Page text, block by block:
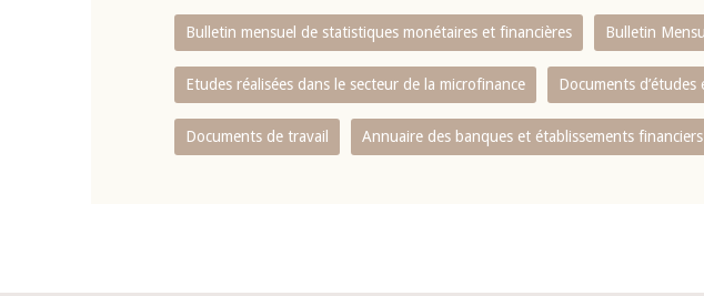
Bulletin mensuel de statistiques monétaires et financières Bulletin
Etudes réalisées dans le secteur de la microfinance Documents d’études
Documents de travail Annuaire des banques et établissements financiers